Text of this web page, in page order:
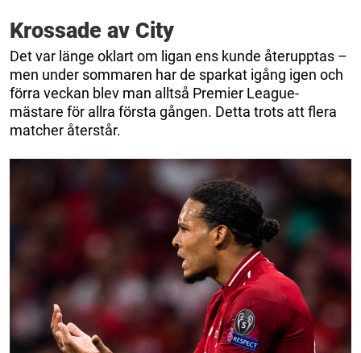
Krossade av City
Det var länge oklart om ligan ens kunde återupptas –
men under sommaren har de sparkat igång igen och
förra veckan blev man alltså Premier League-
mästare för allra första gången. Detta trots att flera
matcher återstår.